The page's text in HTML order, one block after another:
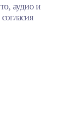
аудио и